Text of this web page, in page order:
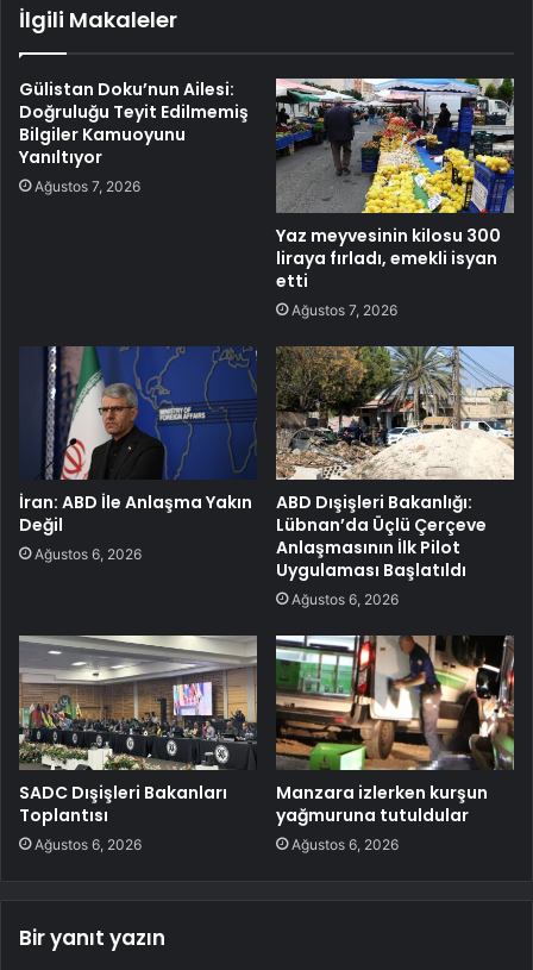
İlgili Makaleler
Gülistan Doku’nun Ailesi:
Doğruluğu Teyit Edilmemiş
Bilgiler Kamuoyunu
Yanıltıyor
Ağustos 7, 2026
Yaz meyvesinin kilosu 300
liraya fırladı, emekli isyan
etti
Ağustos 7, 2026
İran: ABD İle Anlaşma Yakın
Değil
Ağustos 6, 2026
ABD Dışişleri Bakanlığı:
Lübnan’da Üçlü Çerçeve
Anlaşmasının İlk Pilot
Uygulaması Başlatıldı
Ağustos 6, 2026
SADC Dışişleri Bakanları
Toplantısı
Ağustos 6, 2026
Manzara izlerken kurşun
yağmuruna tutuldular
Ağustos 6, 2026
Bir yanıt yazın